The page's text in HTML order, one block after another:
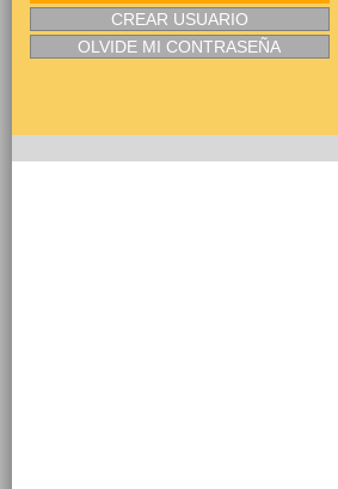
CREAR USUARIO
OLVIDE MI CONTRASEÑA